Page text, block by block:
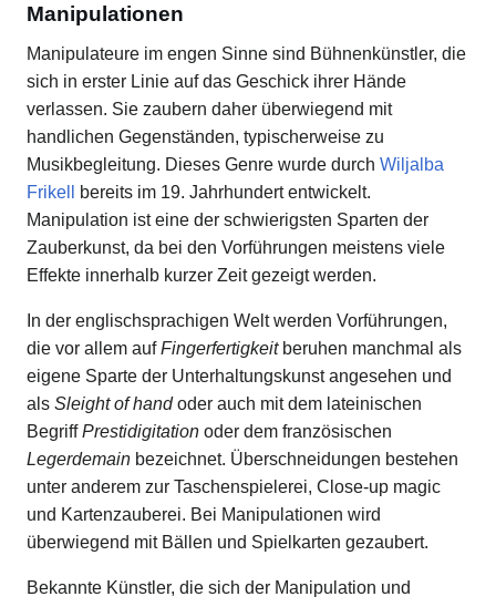
Manipulationen
Manipulateure im engen Sinne sind Bühnenkünstler, die
sich in erster Linie auf das Geschick ihrer Hände
verlassen. Sie zaubern daher überwiegend mit
handlichen Gegenständen, typischerweise zu
Musikbegleitung. Dieses Genre wurde durch Wiljalba
Frikell
bereits im 19. Jahrhundert entwickelt.
Manipulation ist eine der schwierigsten Sparten der
Zauberkunst, da bei den Vorführungen meistens viele
Effekte innerhalb kurzer Zeit gezeigt werden.
In der englischsprachigen Welt werden Vorführungen,
die vor allem aufFingerfertigkeitberuhen manchmal als
eigene Sparte der Unterhaltungskunst angesehen und
als Sleight of handoder auch mit dem lateinischen
BegriffPrestidigitation oder dem französischen
Legerdemain bezeichnet. Überschneidungen bestehen
unter anderem zur Taschenspielerei, Close-up magic
und Kartenzauberei. Bei Manipulationen wird
überwiegend mit Bällen und Spielkarten gezaubert.
Bekannte Künstler, die sich der Manipulation und